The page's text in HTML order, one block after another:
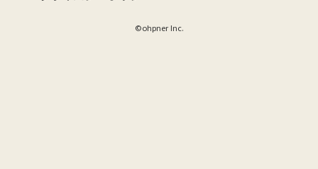
©ohpner Inc.